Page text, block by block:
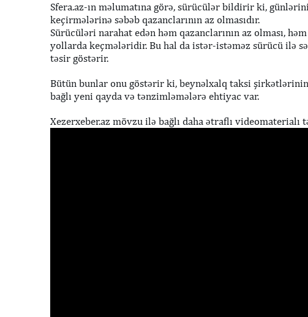
Sfera.az-ın məlumatına görə, sürücülər bildirir ki,
keçirmələrinə səbəb qazanclarının az olmasıdır.
Sürücüləri narahat edən həm qazanclarının az olması,
yollarda keçmələridir. Bu hal da istər-istəməz sürücü ilə
təsir göstərir.
Bütün bunlar onu göstərir ki, beynəlxalq taksi
bağlı yeni qayda və tənzimləmələrə ehtiyac var.
Xezerxeber.az mövzu ilə bağlı daha ətraflı videomaterialı